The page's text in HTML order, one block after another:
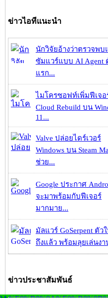
ข่าวไอทีแนะนำ
นักวิจัยอ้างว่าตรวจพบ
ซัมแวร์แบบ AI Agent
แรก...
ไมโครซอฟท์เพิ่มฟีเจอ
Cloud Rebuild บน
11...
Valve ปล่อยไดร์เวอร์
Windows บน Steam
ช่วย...
Google ประกาศ
จะมาพร้อมกับฟีเจอร์
มากมาย...
มัลแวร์ GoSerpent ตัว
ถึงแล้ว พร้อมลุยเล่นงา
ข่าวประชาสัมพันธ์